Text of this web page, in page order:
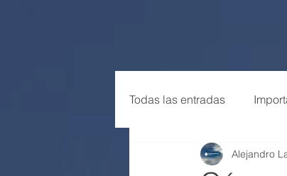
Todas las entradas
Tendencias Alejandro